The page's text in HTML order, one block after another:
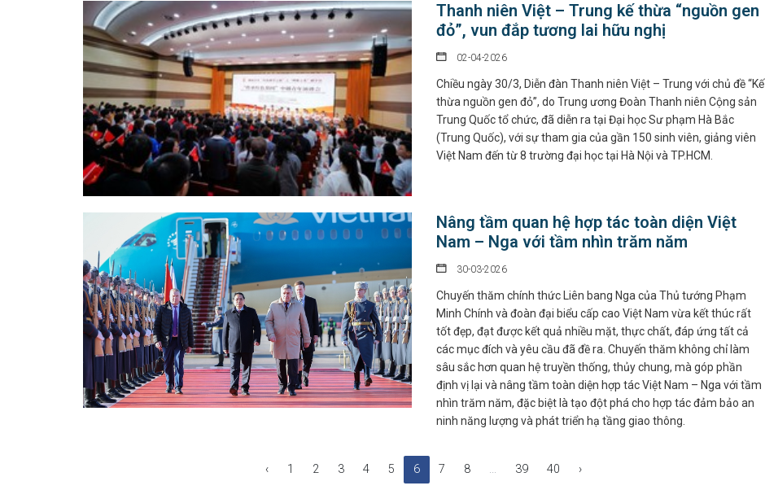
Thanh niên Việt – Trung kế thừa “nguồn gen
đỏ”, vun đắp tương lai hữu nghị
02-04-2026
Chiều ngày 30/3, Diễn đàn Thanh niên Việt – Trung với chủ đề “Kế
thừa nguồn gen đỏ”, do Trung ương Đoàn Thanh niên Cộng sản
Trung Quốc tổ chức, đã diễn ra tại Đại học Sư phạm Hà Bắc
(Trung Quốc), với sự tham gia của gần 150 sinh viên, giảng viên
Việt Nam đến từ 8 trường đại học tại Hà Nội và TP.HCM.
Nâng tầm quan hệ hợp tác toàn diện Việt
Nam – Nga với tầm nhìn trăm năm
30-03-2026
Chuyến thăm chính thức Liên bang Nga của Thủ tướng Phạm
Minh Chính và đoàn đại biểu cấp cao Việt Nam vừa kết thúc rất
tốt đẹp, đạt được kết quả nhiều mặt, thực chất, đáp ứng tất cả
các mục đích và yêu cầu đã đề ra. Chuyến thăm không chỉ làm
sâu sắc hơn quan hệ truyền thống, thủy chung, mà góp phần
định vị lại và nâng tầm toàn diện hợp tác Việt Nam – Nga với tầm
nhìn trăm năm, đặc biệt là tạo đột phá cho hợp tác đảm bảo an
ninh năng lượng và phát triển hạ tầng giao thông.
‹ 1 2 3 4 5 6 7 8 ... 39 40 ›